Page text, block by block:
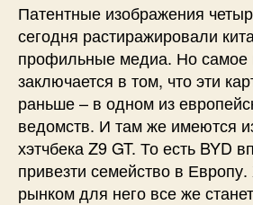
Патентные изображения
сегодня растиражировали
профильные медиа. Но самое
заключается в том, что эти
раньше – в одном из
ведомств. И там же имеются
хэтчбека Z9 GT. То есть BYD
привезти семейство в
рынком для него все же